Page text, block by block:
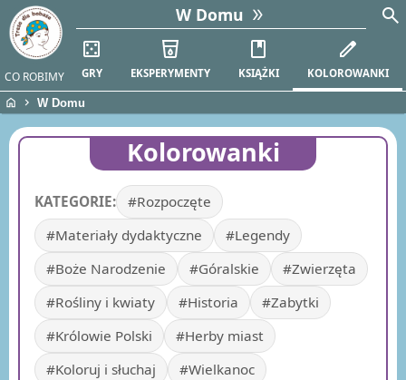
CO ROBIMY
W Domu
casino
GRY
local_drink
EKSPERYMENTY
book
KSIĄŻKI
edit
KOLOROWANKI
search
home chevron_right W Domu
Kolorowanki
KATEGORIE:
#Rozpoczęte
#Materiały dydaktyczne
#Legendy
#Boże Narodzenie
#Góralskie
#Zwierzęta
#Rośliny i kwiaty
#Historia
#Zabytki
#Królowie Polski
#Herby miast
#Koloruj i słuchaj
#Wielkanoc